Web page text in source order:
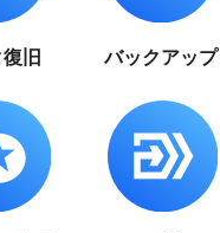
旧 バックアップ